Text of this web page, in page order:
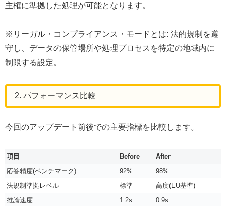
主権に準拠した処理が可能となります。
※リーガル・コンプライアンス・モードとは: 法的規制を遵
守し、データの保管場所や処理プロセスを特定の地域内に
制限する設定。
2. パフォーマンス比較
今回のアップデート前後での主要指標を比較します。
項目 Before
After
応答精度(ベンチマーク)
92%
98%
法規制準拠レベル
標準
高度(EU基準)
推論速度
1.2s 0.9s